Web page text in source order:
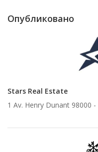
Опубликовано
Stars Real Estate
1 Av. Henry Dunant 98000 -